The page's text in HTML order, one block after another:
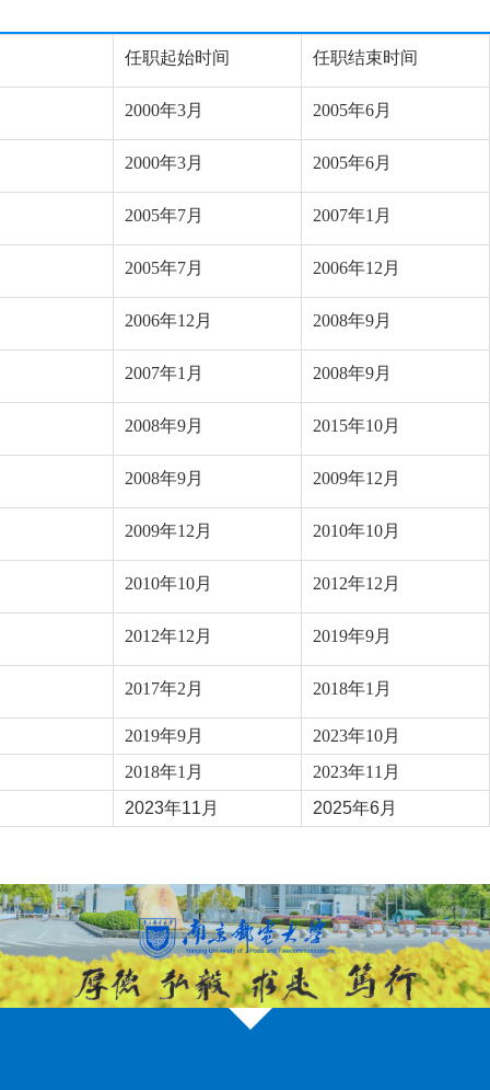
任职起始时间 任职结束时间
2000年3月 2005年6月
2000年3月 2005年6月
2005年7月 2007年1月
2005年7月 2006年12月
2006年12月 2008年9月
2007年1月 2008年9月
2008年9月 2015年10月
2008年9月 2009年12月
2009年12月 2010年10月
2010年10月 2012年12月
2012年12月 2019年9月
2017年2月 2018年1月
2019年9月
2023年10月
2018年1月
2023年11月
2023年11月
2025年6月